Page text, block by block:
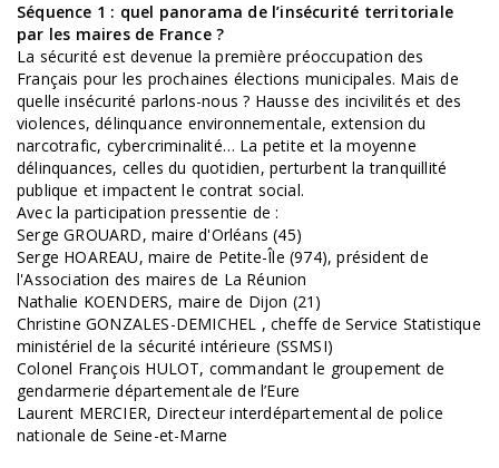
Séquence 1 : quel panorama de l’insécurité territoriale
par les maires de France ?
La sécurité est devenue la première préoccupation des
Français pour les prochaines élections municipales. Mais de
quelle insécurité parlons-nous ? Hausse des incivilités et des
violences, délinquance environnementale, extension du
narcotrafic, cybercriminalité… La petite et la moyenne
délinquances, celles du quotidien, perturbent la tranquillité
publique et impactent le contrat social.
Avec la participation pressentie de :
Serge GROUARD, maire d'Orléans (45)
Serge HOAREAU, maire de Petite-Île (974), président de
l'Association des maires de La Réunion
Nathalie KOENDERS, maire de Dijon (21)
Christine GONZALES-DEMICHEL , cheffe de Service Statistique
ministériel de la sécurité intérieure (SSMSI)
Colonel François HULOT, commandant le groupement de
gendarmerie départementale de l’Eure
Laurent MERCIER, Directeur interdépartemental de police
nationale de Seine-et-Marne